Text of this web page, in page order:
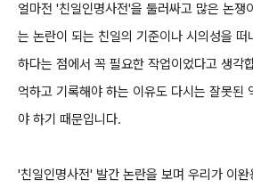
얼마전 '친일인명사전'을 둘러싸고 많은 논쟁
는 논란이 되는 친일의 기준이나 시의성을
하다는 점에서 꼭 필요한 작업이었다고 생각
억하고 기록해야 하는 이유도 다시는 잘못된
야 하기 때문입니다.
'친일인명사전' 발간 논란을 보며 우리가 이